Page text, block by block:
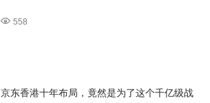
558
京东香港十年布局，竟然是为了这个千亿级战